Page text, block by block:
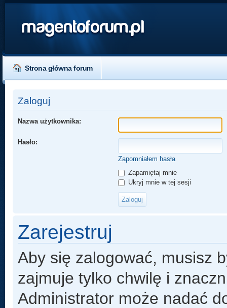
magentoforum.pl
Strona główna forum
Zaloguj
Nazwa użytkownika:
Hasło:
Zapomniałem hasła
Zapamiętaj mnie
Ukryj mnie w tej sesji
Zarejestruj
Aby się zalogować, musisz
zajmuje tylko chwilę i
Administrator może nadać